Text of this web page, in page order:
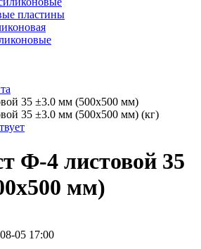
пластины
35 ±3.0 мм (500х500 мм)
35 ±3.0 мм (500х500 мм) (кг)
Ф-4 листовой 35
мм)
05 17:00